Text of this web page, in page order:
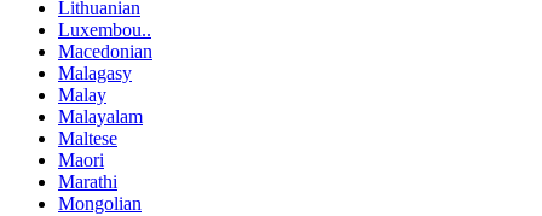
Lithuanian
Luxembou..
Macedonian
Malagasy
Malay
Malayalam
Maltese
Maori
Marathi
Mongolian